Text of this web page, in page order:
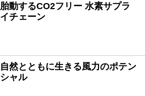
胎動するCO2フリー 水素サプラ
イチェーン
自然とともに生きる風力のポテン
シャル